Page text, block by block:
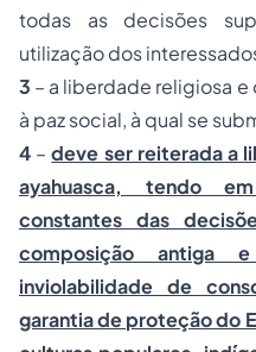
todas as decisões
utilização dos
3 – a liberdade religiosa
à paz social, à qual se
4 –deve ser reiterada a
ayahuasca, tendo
constantes das
composição antiga
inviolabilidade de
garantia de proteção do